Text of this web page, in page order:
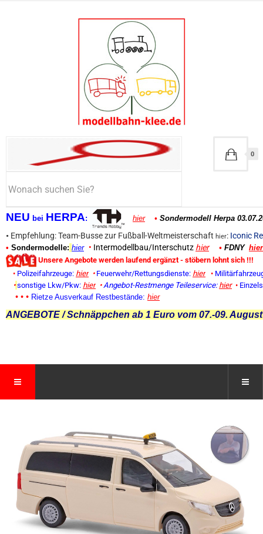
NEU bei HERPA: hier • Sondermodell Herpa
• Empfehlung: Team-Busse zur Fußball-Weltmeisterschaft hier: Iconic
• Sondermodelle: hier • Intermodellbau/Interschutz hier • FDNY hier
Unsere Angebote werden laufend ergänzt - stöbern lohnt sich !!!
• Polizeifahrzeuge: hier • Feuerwehr/Rettungsdienste: hier •
• sonstige Lkw/Pkw: hier • Angebot-Restmenge Teileservice: hier •
• • • Rietze Ausverkauf Restbestände: hier
ANGEBOTE / Schnäppchen ab 1 Euro vom 07.-09.
0